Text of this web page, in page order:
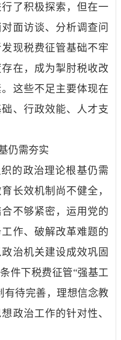
了积极探索，但在一
面访谈、分析调查问
现税费征管基础不牢
在，成为掣肘税收改
这些不足主要体现在
、行政效能、人才支
仍需夯实
的政治理论根基仍需
长效机制尚不健全，
不够紧密，运用党的
作、破解改革难题的
治机关建设成效巩固
件下税费征管“强基工
有待完善，理想信念教
政治工作的针对性、